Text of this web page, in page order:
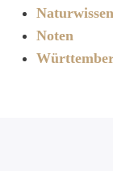
Noten